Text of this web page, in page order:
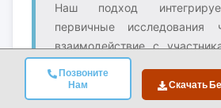
Позвоните
Нам
Скачать
Наш подход
первичные исследования
взаимодействие с
экспертами, дополненные
вторичными
проверенных глобальных